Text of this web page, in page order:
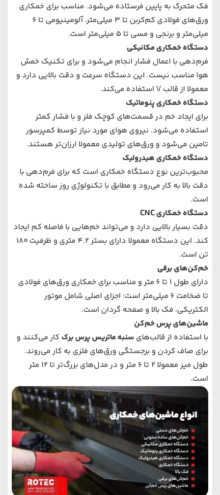
فک متحرک به پایین فرستاده می‌شود. مناسب برای خمکاری
ورق‌های فولادی کم‌کربن تا 3 میلی‌متر، آلومینیومی تا 6
میلی‌متر و برنجی و مسی تا 5 میلی‌متر است.
دستگاه خمکاری مکانیکی
فرم‌دهی با اعمال فشار انجام می‌شود و برای تکنیک خمش
هوا مناسب نیست. این دستگاه سرعت و دقت بالایی دارد و
معمولا از قالب V استفاده می‌کند.
دستگاه خمکاری پنوماتیک
برای ایجاد خم در قسمت‌های کوچک فلز و با فشار کمتر
استفاده می‌شود. نیروی هوای مورد نیاز توسط کمپرسور
تامین می‌شود و ورق‌های تولیدی معمولا ارزان‌تر هستند.
دستگاه خمکاری هیدرولیک
محبوب‌ترین نوع دستگاه خمکاری است که برای فرم‌دهی با
دقت بالا به کار می‌رود و مطابق با تکنولوژی روز ساخته شده
است.
دستگاه خمکاری CNC
دقت بسیار بالایی دارد و می‌تواند خم‌هایی با فاصله کم ایجاد
کند. این دستگاه معمولا دارای بستر 4.2 متری و ظرفیت 180
تن است.
خم‌کن‌های برقی
دارای طول 1 تا 6 متر و مناسب برای خمکاری ورق‌های فولادی
تا ضخامت 6 میلی‌متر است؛ اجزای اصلی شامل موتور
الکتریکی، فک بالا و صفحه گردان است.
ماشین‌های پرس خم‌کن
با استفاده از قالب‌های سنبه ماتریس پرس برک کار می‌کنند و
برای صاف کردن و برجستگی ورق‌های فلزی به کار می‌روند.
طول میز معمولا 2 تا 6 متر و در مدل‌های بزرگ‌تر تا 12 متر
است.